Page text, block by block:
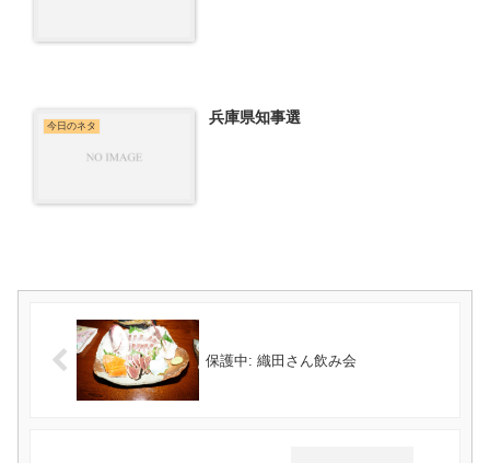
今日のネタ 兵庫県知事選
保護中: 織田さん飲み会